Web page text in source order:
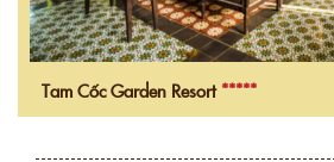
Tam Cốc Garden Resort*****